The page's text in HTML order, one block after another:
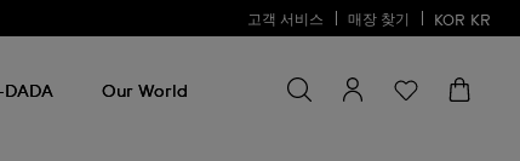
고객 서비스 매장 찾기 KOR KR
DADA Our World
색
검색